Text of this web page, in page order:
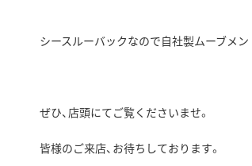
シースルーバックなので自社製ムーブメ
ぜひ、店頭にてご覧くださいませ。
皆様のご来店、お待ちしております。